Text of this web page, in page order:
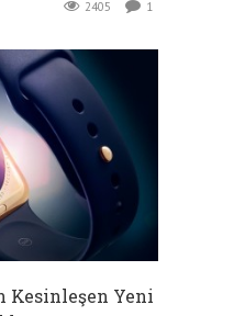
2405 1
Kesinleşen Yeni